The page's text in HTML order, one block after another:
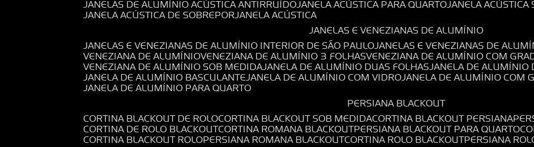
JANELAS DE ALUMÍNIO ACÚSTICA ANTIRRUÍDO JANELA ACÚSTICA PARA QUARTO JANELA
JANELA ACÚSTICA DE SOBREPOR JANELA ACÚSTICA
JANELAS E VENEZIANAS DE ALUMÍNIO
JANELAS E VENEZIANAS DE ALUMÍNIO INTERIOR DE SÃO PAULO JANELAS E VENEZIANAS DE
VENEZIANA DE ALUMÍNIO VENEZIANA DE ALUMÍNIO 3 FOLHAS VENEZIANA DE ALUMÍNIO COM
VENEZIANA DE ALUMÍNIO SOB MEDIDA JANELA DE ALUMÍNIO DUAS FOLHAS JANELA DE ALUMÍNIO
JANELA DE ALUMÍNIO BASCULANTE JANELA DE ALUMÍNIO COM VIDRO JANELA DE ALUMÍNIO COM
JANELA DE ALUMÍNIO PARA QUARTO
PERSIANA BLACKOUT
CORTINA BLACKOUT DE ROLO CORTINA BLACKOUT SOB MEDIDA CORTINA BLACKOUT PERSIANA
CORTINA DE ROLO BLACKOUT CORTINA ROMANA BLACKOUT PERSIANA BLACKOUT PARA QUARTO
CORTINA BLACKOUT ROLO PERSIANA ROMANA BLACKOUT CORTINA ROLO BLACKOUT PERSIANA